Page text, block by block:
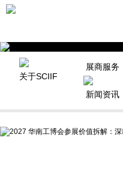
关于SCIIF
展商服务
新闻资讯